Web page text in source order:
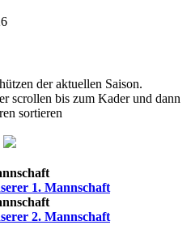
der aktuellen Saison.
scrollen bis zum Kader und dann
sortieren
1. Mannschaft
2. Mannschaft